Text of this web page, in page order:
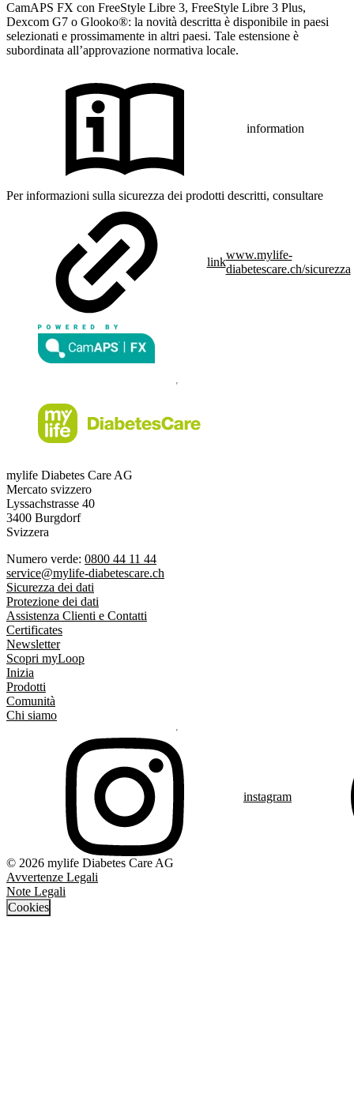
CamAPS FX con FreeStyle Libre 3, FreeStyle Libre 3 Plus,
Dexcom G7 o Glooko®: la novità descritta è disponibile in paesi
selezionati e prossimamente in altri paesi. Tale estensione è
subordinata all’approvazione normativa locale.
information
Per informazioni sulla sicurezza dei prodotti descritti, consultare
link
www.mylife-
diabetescare.ch/sicurezza
mylife Diabetes Care AG
Mercato svizzero
Lyssachstrasse 40
3400 Burgdorf
Svizzera
Numero verde: 0800 44 11 44
service@mylife-diabetescare.ch
Sicurezza dei dati
Protezione dei dati
Assistenza Clienti e Contatti
Certificates
Newsletter
Scopri myLoop
Inizia
Prodotti
Comunità
Chi siamo
instagram
© 2026 mylife Diabetes Care AG
Avvertenze Legali
Note Legali
Cookies